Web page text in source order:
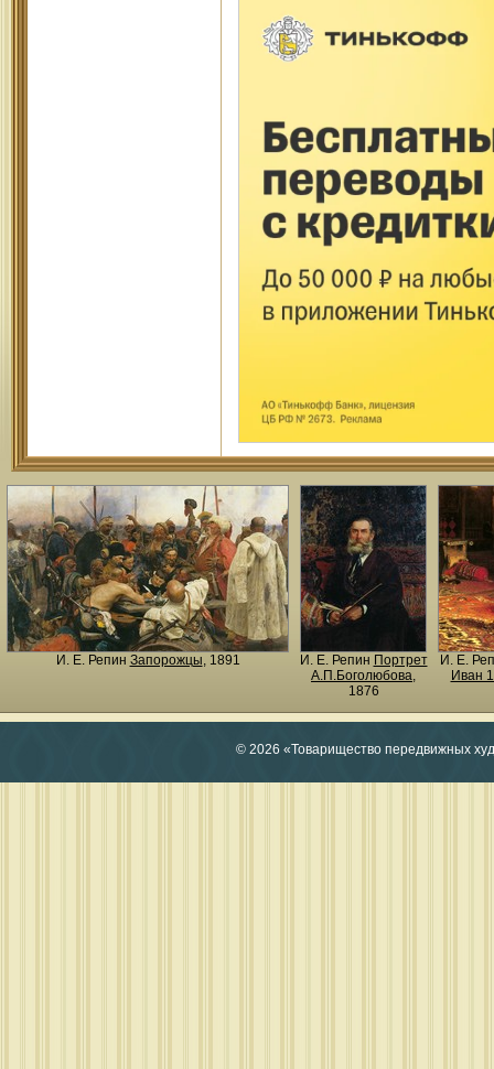
И. Е. Репин Запорожцы, 1891 И. Е. Репин Портрет
А.П.Боголюбова,
1876
И. Е.
Иван
© 2026 «Товарищество передвижных